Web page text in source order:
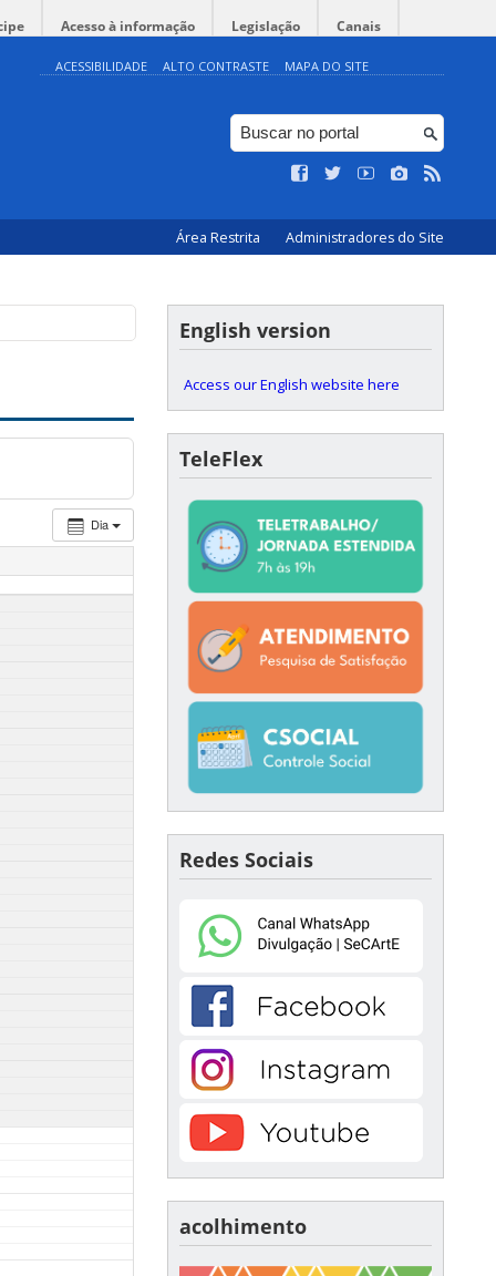
Acesso à informação Legislação Canais
ACESSIBILIDADE ALTO CONTRASTE MAPA DO SITE
Área Restrita Administradores do Site
Dia
English version
Access our English website here
TeleFlex
Redes Sociais
acolhimento